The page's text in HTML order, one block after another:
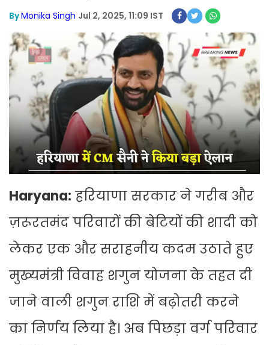
ByMonika Singh Jul 2, 2025, 11:09 IST
Haryana: हरियाणा सरकार ने गरीब और
ज़रूरतमंद परिवारों की बेटियों की शादी को
लेकर एक और सराहनीय कदम उठाते हुए
मुख्यमंत्री विवाह शगुन योजना के तहत दी
जाने वाली शगुन राशि में बढ़ोतरी करने
का निर्णय लिया है। अब पिछड़ा वर्ग परिवार